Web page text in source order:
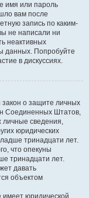
имя или пароль
вам после
запись по каким-
не написали ни
неактивных
данных. Попробуйте
в дискуссиях.
закон о защите личных
Соединенных Штатов,
сведения,
юридических
тринадцати лет.
что опекуны
тринадцати лет.
давать
объектом
имеет юридической